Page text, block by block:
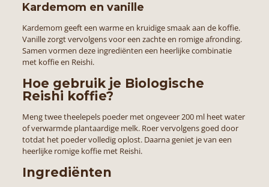
Kardemom en vanille
Kardemom geeft een warme en kruidige smaak aan de koffie.
Vanille zorgt vervolgens voor een zachte en romige afronding.
Samen vormen deze ingrediënten een heerlijke combinatie
met koffie en Reishi.
Hoe gebruik je Biologische
Reishi koffie?
Meng twee theelepels poeder met ongeveer 200 ml heet water
of verwarmde plantaardige melk. Roer vervolgens goed door
totdat het poeder volledig oplost. Daarna geniet je van een
heerlijke romige koffie met Reishi.
Ingrediënten